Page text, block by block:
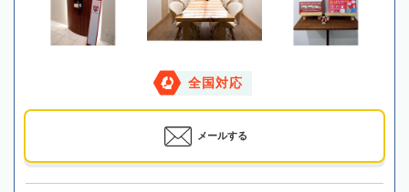
全国対応
メールする